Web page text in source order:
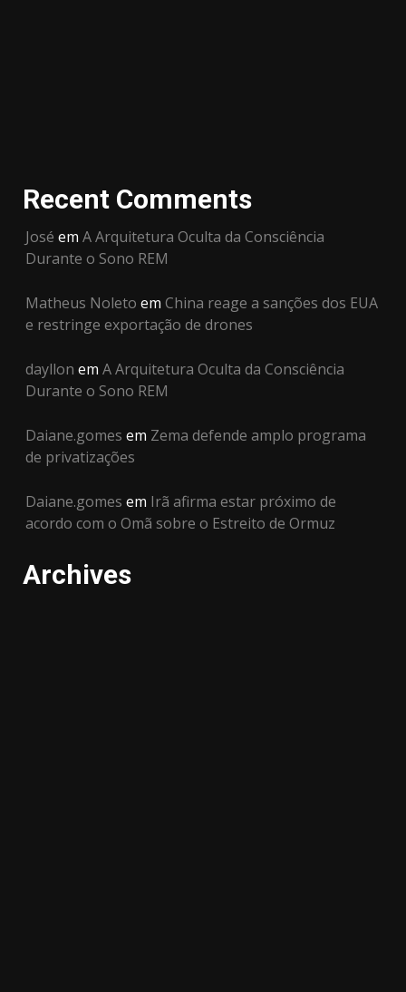
Recent Comments
José em A Arquitetura Oculta da Consciência
Durante o Sono REM
Matheus Noleto em China reage a sanções dos EUA
e restringe exportação de drones
dayllon em A Arquitetura Oculta da Consciência
Durante o Sono REM
Daiane.gomes em Zema defende amplo programa
de privatizações
Daiane.gomes em Irã afirma estar próximo de
acordo com o Omã sobre o Estreito de Ormuz
Archives